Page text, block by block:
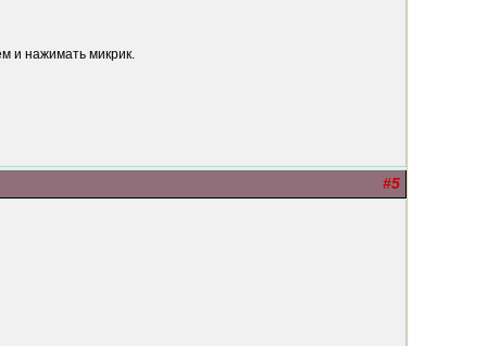
и нажимать микрик.
#5